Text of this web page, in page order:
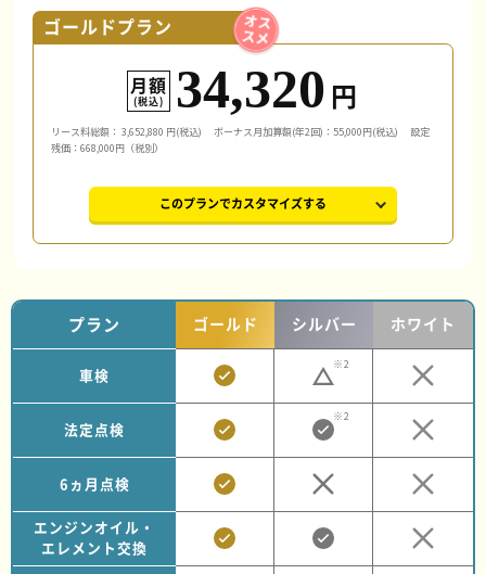
ゴールドプラン
月額
(税込) 34,320 円
リース料総額： 3,652,880 円(税込) ボーナス月加算額(年2回)：55,000円(税込)
設定
残価：668,000円（税別）
このプランでカスタマイズする
プラン ゴールド シルバー ホワイト
車検
※2
法定点検
※2
6ヵ月点検
エンジンオイル・
エレメント交換